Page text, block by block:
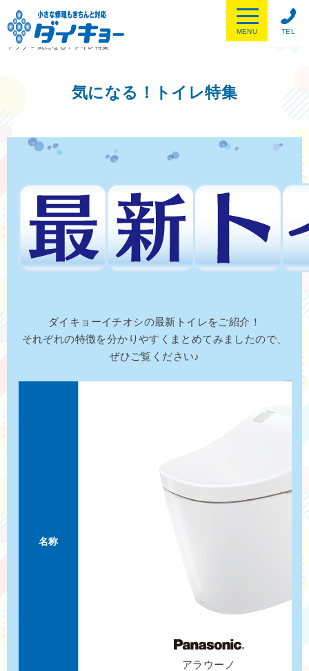
TEL
MENU
トップ
> 気になる！トイレ特集
気になる！トイレ特集
ダイキョーイチオシの最新トイレをご紹介！
それぞれの特徴を分かりやすくまとめてみましたので、
ぜひご覧ください♪
名称
アラウーノ